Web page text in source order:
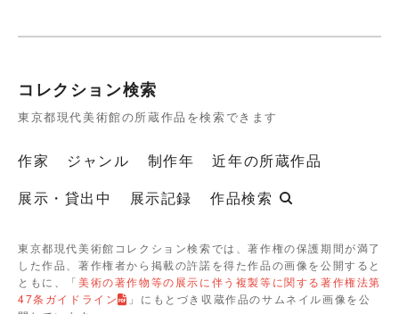
コレクション検索
東京都現代美術館の所蔵作品を検索できます
作家 ジャンル 制作年
近年の所蔵作品
展示・貸出中
展示記録 作品検索
東京都現代美術館コレクション検索では、著作権の保護期間が満了
した作品、著作権者から掲載の許諾を得た作品の画像を公開すると
ともに、「美術の著作物等の展示に伴う複製等に関する著作権法第
47条ガイドライン
」にもとづき収蔵作品のサムネイル画像を公